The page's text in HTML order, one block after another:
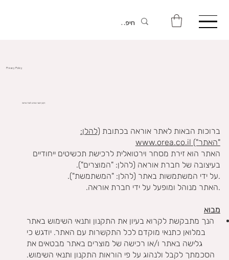
ברוכות הבאות לאתר אוראה בכתובת (להלן:
"האתר") www.orea.co.il
האתר הוא זירת מסחר וירטואלית לרכישת תכשיטים ייחודיים
בעיצובה של חברת אוראה (להלן: "המוצרים").
.על ידי המשתמשות באתר (להלן: "המשתמשת").
.האתר מנוהל ומופעל על ידי חברת אוראה.
מבוא
הנך מתבקשת לקרוא בעיון את התקנון ותנאי השימוש באתר
במלואן כתנאי מוקדם לכל התקשרות עם האתר. יודגש כי
גלישה באתר ו/או רכישה של מוצרים באתר מבטאים את
הסכמתך לקבל ולנהוג על פי הוראות התקנון ותנאי השימוש.
Privacy Policy
תקנון ותנאי שימוש לאתר אוראה